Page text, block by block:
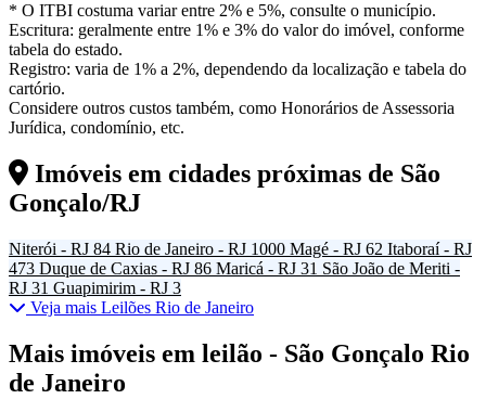
* O ITBI costuma variar entre 2% e 5%, consulte o município.
Escritura: geralmente entre 1% e 3% do valor do imóvel, conforme
tabela do estado.
Registro: varia de 1% a 2%, dependendo da localização e tabela do
cartório.
Considere outros custos também, como Honorários de Assessoria
Jurídica, condomínio, etc.
Imóveis em cidades próximas de São
Gonçalo/RJ
Niterói - RJ 84 Rio de Janeiro - RJ 1000 Magé - RJ 62 Itaboraí - RJ
473 Duque de Caxias - RJ 86 Maricá - RJ 31 São João de Meriti -
RJ 31 Guapimirim - RJ 3
Veja mais Leilões Rio de Janeiro
Mais imóveis em leilão - São Gonçalo Rio
de Janeiro